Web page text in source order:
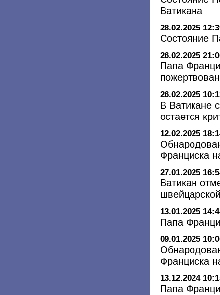
Ватикана
28.02.2025
Состояние
26.02.2025
Папа
26.02.2025
В Ватикане
остается
12.02.2025
Франциска
27.01.2025
Ватикан
13.01.2025
Папа
09.01.2025
Франциска
13.12.2024
Папа